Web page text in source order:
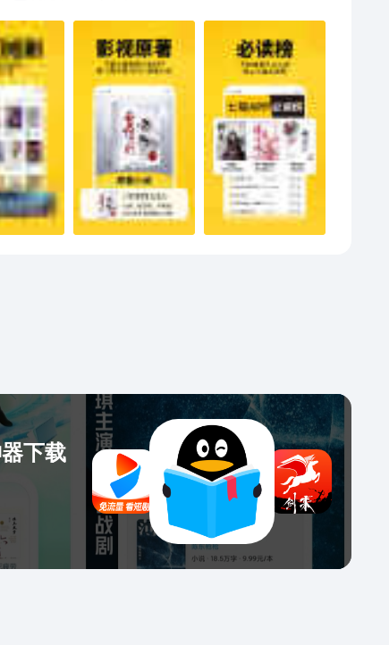
忘》：商界新贵顾墨涵×职场女强人秦舞阳，高人气
西顾都市爱情代表作。“顾墨涵，我再也不想爱你
一次，就算你不肯回头，我也不会再放手了。”原来
，终有回响。《士为知己》：侠之大者，为国为
知己，百死不悔。且看墨家女侠与千古名将霍去病
柔情。《疯犬玫瑰》：梵音落魄那日，去了个破落
快成了这个地方的焦点，所有男人都对她趋之若
一人对她退避三舍。后来，男人醉酒敲开她的房
切齿又夹杂着痛苦的说：“梵音，都说你的名字是菩
意思，可你对我如此恶毒……”我们彼此取暖，彼此
在热播；宁远意外穿越到了大乾帝国战事初定的饥
子地位卑贱远不如一碗白米值钱。为了照顾这些无
女子，一心本该躺平宁远被迫走上狩猎为营生，开
，高筑墙，缓称王的幸福美满生活。《屠狗之
编短剧《我叫赵山河》正在热播；仗义每多屠狗
多是读书人。这是一个叫赵山河的小人物从小镇走
故事……【金币福利送不停】通过丰富的福利任务
，金币可以快速提现！新人福利、每日签到、阅读
下载